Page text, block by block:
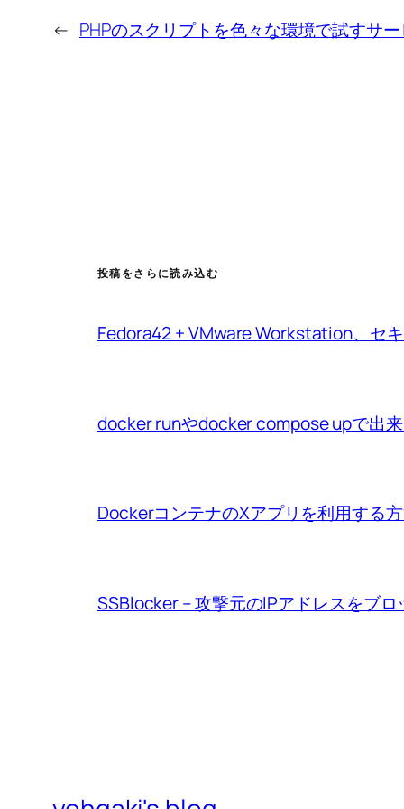
← PHPのスクリプトを色々な環境で試すサ
投稿をさらに読み込む
Fedora42 + VMware Workstation、セ
docker runやdocker compose upで出
DockerコンテナのXアプリを利用する
SSBlocker – 攻撃元のIPアドレスをブロ